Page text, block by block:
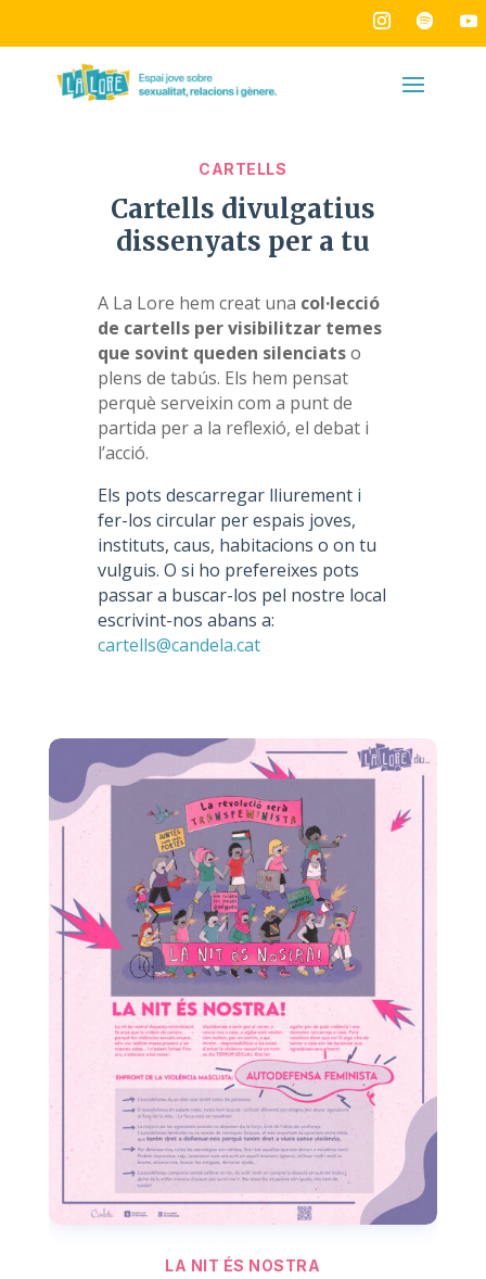
CARTELLS
Cartells divulgatius
dissenyats per a tu
A La Lore hem creat una col·lecció
de cartells per visibilitzar temes
que sovint queden silenciatso
plens de tabús. Els hem pensat
perquè serveixin com a punt de
partida per a la reflexió, el debat i
l’acció.
Els pots descarregar lliurement i
fer-los circular per espais joves,
instituts, caus, habitacions o on tu
vulguis. O si ho prefereixes pots
passar a buscar-los pel nostre local
escrivint-nos abans a:
cartells@candela.cat
LA NIT ÉS NOSTRA